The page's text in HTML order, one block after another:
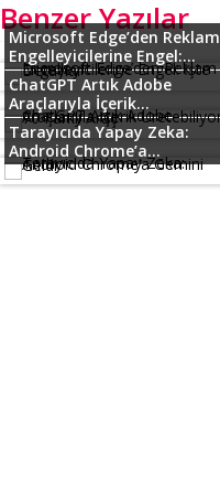
Benzer Yazılar
Microsoft Edge’den Reklam
Engelleyicilerine Engel:...
ChatGPT Artık Adobe
Araçlarıyla İçerik...
Tarayıcıda Yapay Zeka:
Android Chrome’a...